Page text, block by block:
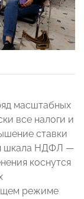
масштабных
все налоги и
ставки
шкала НДФЛ —
коснутся
режиме